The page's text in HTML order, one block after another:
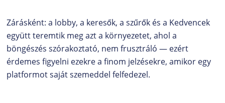
Zárásként: a lobby, a keresők, a szűrők és a Kedvencek
együtt teremtik meg azt a környezetet, ahol a
böngészés szórakoztató, nem frusztráló — ezért
érdemes figyelni ezekre a finom jelzésekre, amikor egy
platformot saját szemeddel felfedezel.